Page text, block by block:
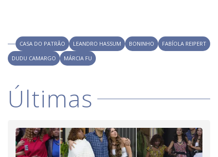
CASA DO PATRÃO LEANDRO HASSUM BONINHO
FABÍOLA REIPERT
DUDU CAMARGO
MÁRCIA FU
Últimas